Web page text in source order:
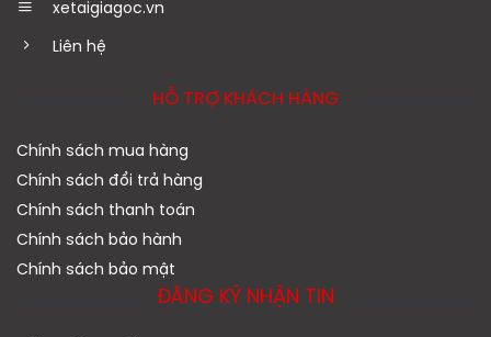
xetaigiagoc.vn
Liên hệ
HỖ TRỢ KHÁCH HÀNG
Chính sách mua hàng
Chính sách đổi trả hàng
Chính sách thanh toán
Chính sách bảo hành
Chính sách bảo mật
ĐĂNG KÝ NHẬN TIN